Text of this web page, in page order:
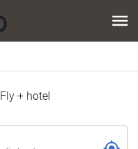
Fly + hotel